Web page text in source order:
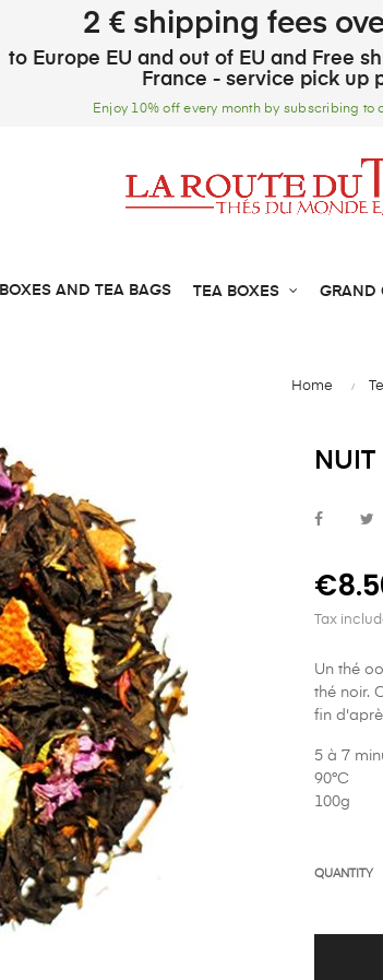
2 € shipping fees
to Europe EU and out of EU and Free
France - service pick up
Enjoy 10% off every month by subscribing to
BOXES AND TEA BAGS TEA BOXES GRAND
Home
Tax
Un thé
thé noir.
fin
5 à 7
90°C
100g
QUANTITY